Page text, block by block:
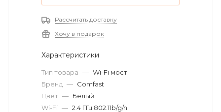
Рассчитать доставку
Хочу в подарок
Характеристики
Тип товара — Wi-Fi мост
Бренд — Comfast
Цвет — Белый
Wi-Fi — 2.4 ГГц 802.11b/g/n